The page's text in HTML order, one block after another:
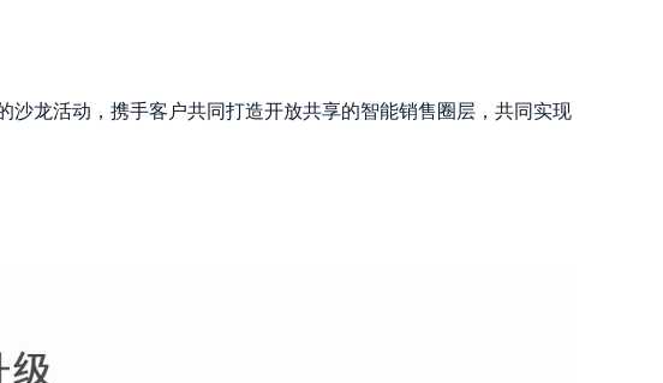
龙活动，携手客户共同打造开放共享的智能销售圈层，共同实现